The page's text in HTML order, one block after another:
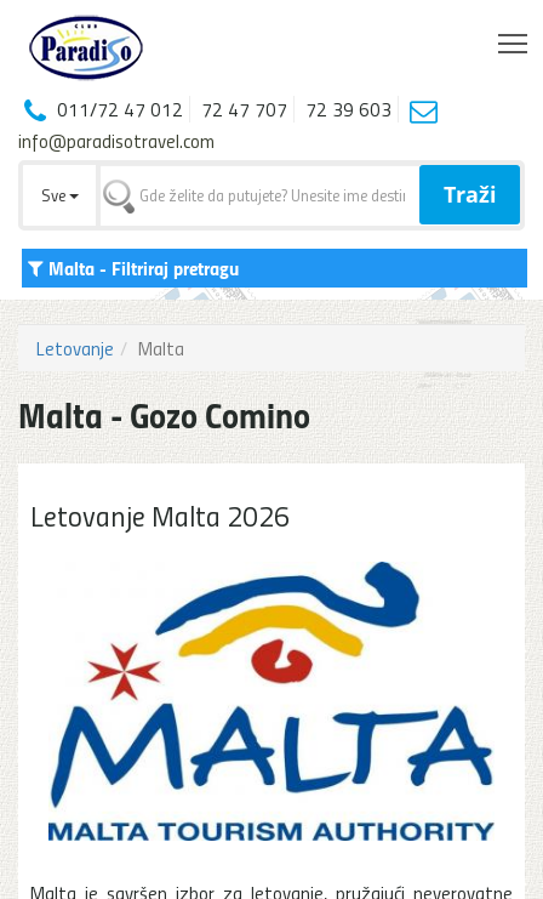
011/72 47 012 72 47 707
72 39 603
info@paradisotravel.com
Sve Traži
Malta- Filtriraj pretragu
Letovanje Malta
Malta - Gozo Comino
Letovanje Malta 2026
Malta je savršen izbor za letovanje, pružajući neverovatne